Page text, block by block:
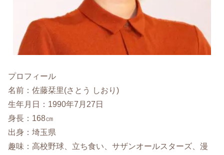
プロフィール
名前：佐藤栞里(さとう しおり)
生年月日：1990年7月27日
身長：168㎝
出身：埼玉県
趣味：高校野球、立ち食い、サザンオールスターズ、漫